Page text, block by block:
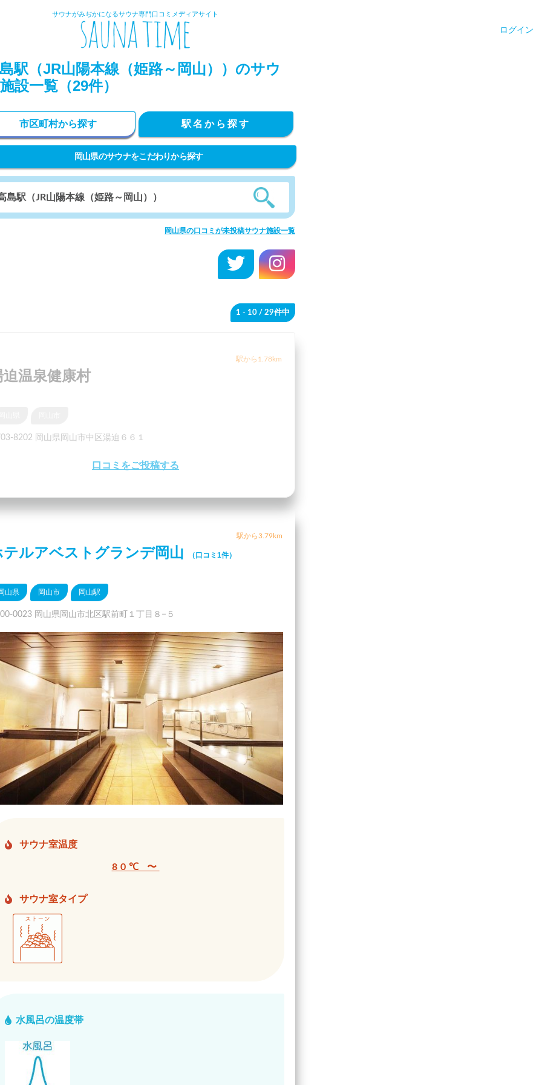
サウナがみぢかになるサウナ専門口コミメディアサイト
ログイン
駅（JR山陽本線（姫路～岡山））のサウ
設一覧（29件）
市区町村から探す 駅名から探す
岡山県のサウナをこだわりから探す
岡山県の口コミが未投稿サウナ施設一覧
1 - 10 / 29件中
駅から1.78km
迫温泉健康村
8202 岡山県岡山市中区湯迫６６１
口コミをご投稿する
駅から3.79km
テルアベストグランデ岡山 （口コミ1件）
山県 岡山市 岡山駅
0023 岡山県岡山市北区駅前町１丁目８−５
サウナ室温度
80℃ 〜
サウナ室タイプ
水風呂の温度帯